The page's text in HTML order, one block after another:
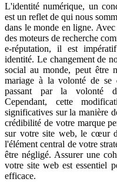
L'identité numérique, un
est un reflet de qui nous
dans le monde en ligne.
des moteurs de recherche
e-réputation, il est
identité. Le changement de
social au monde, peut être
mariage à la volonté de se
passant par la volonté
Cependant, cette
significatives sur la manière
crédibilité de votre marque
sur votre site web, le cœur
l'élément central de votre
être négligé. Assurer une
votre site web est essentiel
efficace.